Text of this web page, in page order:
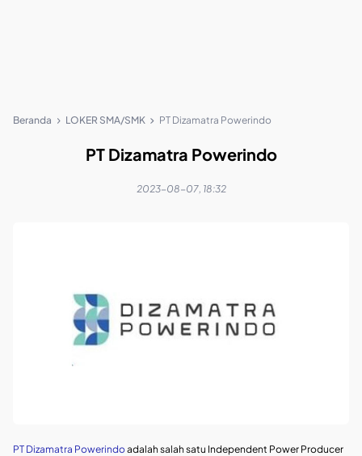
Beranda LOKER SMA/SMK PT Dizamatra Powerindo
PT Dizamatra Powerindo
2023-08-07, 18:32
PT Dizamatra Powerindoadalah salah satu Independent Power Producer